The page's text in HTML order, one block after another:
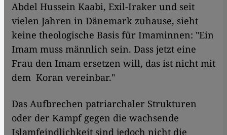
Abdel Hussein Kaabi, Exil-Iraker und seit
vielen Jahren in Dänemark zuhause, sieht
keine theologische Basis für Imaminnen: "Ein
Imam muss männlich sein. Dass jetzt eine
Frau den Imam ersetzen will, das ist nicht mit
dem Koran vereinbar."
Das Aufbrechen patriarchaler Strukturen
oder der Kampf gegen die wachsende
Islamfeindlichkeit sind jedoch nicht die